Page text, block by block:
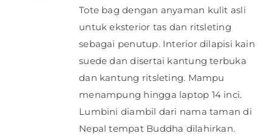
Tote bag dengan anyaman kulit asli
untuk eksterior tas dan ritsleting
sebagai penutup. Interior dilapisi kain
suede dan disertai kantung terbuka
dan kantung ritsleting. Mampu
menampung hingga laptop 14 inci.
Lumbini diambil dari nama taman di
Nepal tempat Buddha dilahirkan.